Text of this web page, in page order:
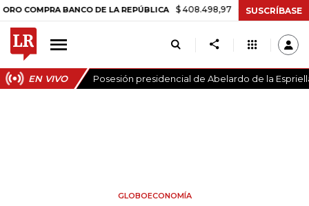
BANCO DE LA REPÚBLICA $ 408.498,97 +$ 8.753,81 +2,19%
SUSCRÍBASE
EN VIVO Posesión presidencial de Abelardo de la
GLOBOECONOMÍA